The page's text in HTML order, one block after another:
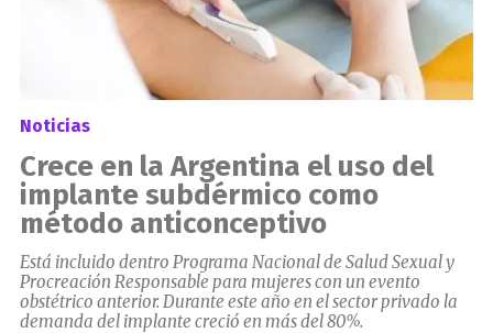
Noticias
Crece en la Argentina el uso del
implante subdérmico como
método anticonceptivo
Está incluido dentro Programa Nacional de Salud Sexual y
Procreación Responsable para mujeres con un evento
obstétrico anterior. Durante este año en el sector privado la
demanda del implante creció en más del 80%.